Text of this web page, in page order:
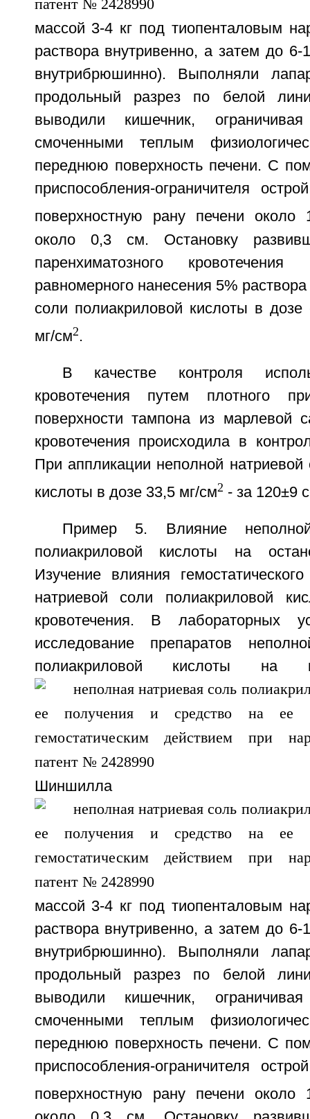
массой 3-4 кг под тиопенталовым
раствора внутривенно, а затем до
внутрибрюшинно). Выполняли
продольный разрез по белой
выводили кишечник,
смоченными теплым
переднюю поверхность печени. С
приспособления-ограничителя
поверхностную рану печени около
около 0,3 см. Остановку
паренхиматозного
равномерного нанесения 5%
соли полиакриловой кислоты в дозе
мг/см2.
В качестве контроля
кровотечения путем плотного
поверхности тампона из марлевой
кровотечения происходила в
При аппликации неполной натриевой
кислоты в дозе 33,5 мг/см2 - за 120±9
Пример 5. Влияние
полиакриловой кислоты на
Изучение влияния
натриевой соли полиакриловой
кровотечения. В лабораторных
исследование препаратов
полиакриловой кислоты на
Шиншилла
массой 3-4 кг под тиопенталовым
раствора внутривенно, а затем до
внутрибрюшинно). Выполняли
продольный разрез по белой
выводили кишечник,
смоченными теплым
переднюю поверхность печени. С
приспособления-ограничителя
поверхностную рану печени около